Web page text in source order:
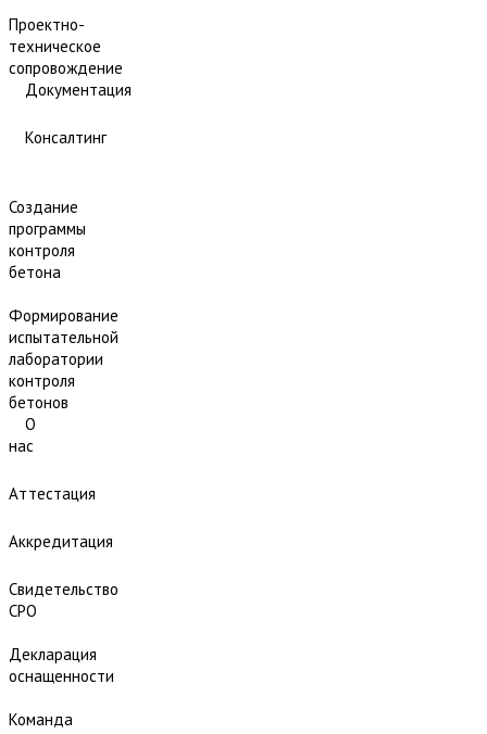
Проектно-
техническое
сопровождение
Документация
Консалтинг
Создание
программы
контроля
бетона
Формирование
испытательной
лаборатории
контроля
бетонов
О
нас
Аттестация
Аккредитация
Свидетельство
СРО
Декларация
оснащенности
Команда